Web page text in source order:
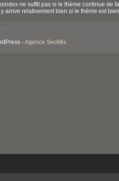
ne suffit pas si le thème continue
arrive relativement bien si le thème est
-Agence SeoMix